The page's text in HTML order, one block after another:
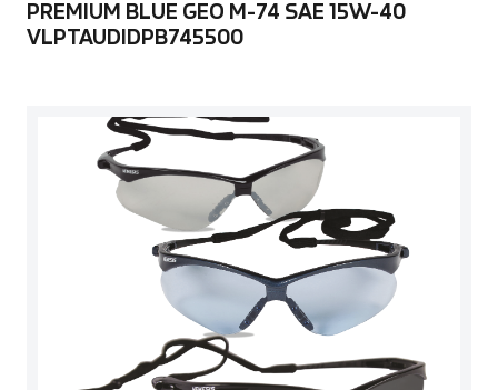
PREMIUM BLUE GEO M-74 SAE 15W-40
VLPTAUDIDPB745500